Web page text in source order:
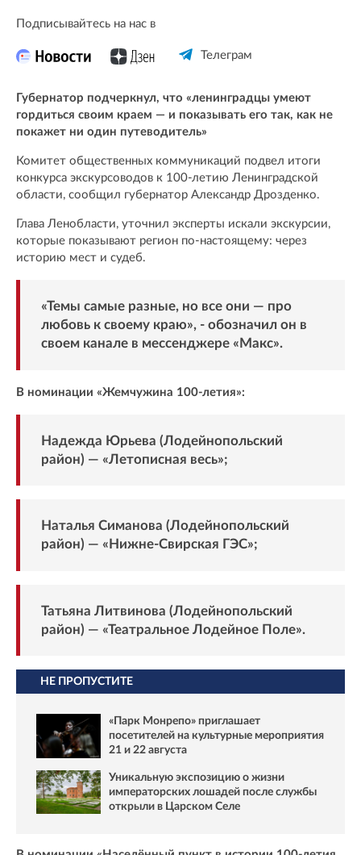
Подписывайтесь на нас в
Телеграм
Губернатор подчеркнул, что «ленинградцы умеют
гордиться своим краем — и показывать его так, как не
покажет ни один путеводитель»
Комитет общественных коммуникаций подвел итоги
конкурса экскурсоводов к 100-летию Ленинградской
области, сообщил губернатор Александр Дрозденко.
Глава Ленобласти, уточнил эксперты искали экскурсии,
которые показывают регион по-настоящему: через
историю мест и судеб.
«Темы самые разные, но все они — про
любовь к своему краю», - обозначил он в
своем канале в мессенджере «Макс».
В номинации «Жемчужина 100-летия»:
Надежда Юрьева (Лодейнопольский
район) — «Летописная весь»;
Наталья Симанова (Лодейнопольский
район) — «Нижне-Свирская ГЭС»;
Татьяна Литвинова (Лодейнопольский
район) — «Театральное Лодейное Поле».
НЕ ПРОПУСТИТЕ
«Парк Монрепо» приглашает
посетителей на культурные мероприятия
21 и 22 августа
Уникальную экспозицию о жизни
императорских лошадей после службы
открыли в Царском Селе